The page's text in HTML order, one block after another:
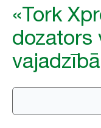
«Tork
dozators